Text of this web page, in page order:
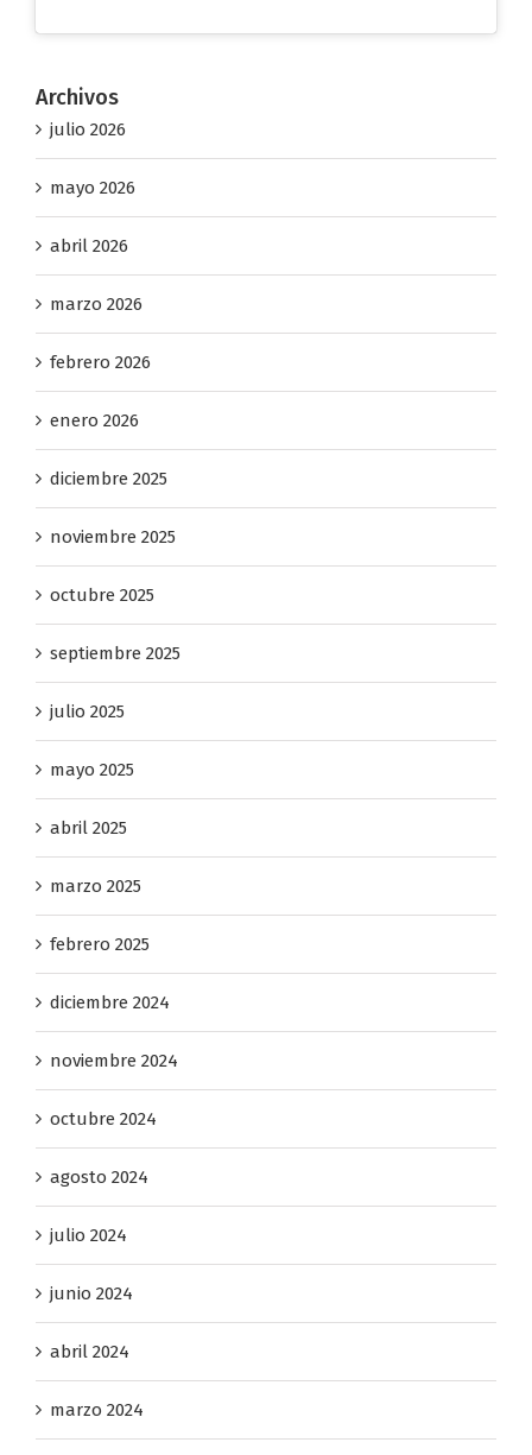
Archivos
julio 2026
mayo 2026
abril 2026
marzo 2026
febrero 2026
enero 2026
diciembre 2025
noviembre 2025
octubre 2025
septiembre 2025
julio 2025
mayo 2025
abril 2025
marzo 2025
febrero 2025
diciembre 2024
noviembre 2024
octubre 2024
agosto 2024
julio 2024
junio 2024
abril 2024
marzo 2024